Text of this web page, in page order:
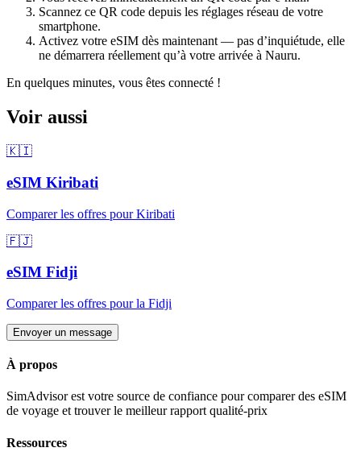
Scannez ce QR code depuis les réglages réseau de votre
smartphone.
Activez votre eSIM dès maintenant — pas d’inquiétude, elle
ne démarrera réellement qu’à votre arrivée à Nauru.
En quelques minutes, vous êtes connecté !
Voir aussi
🇰🇮
eSIM Kiribati
Comparer les offres pourKiribati
🇫🇯
eSIM Fidji
Comparer les offres pourla Fidji
Envoyer un message
À propos
SimAdvisor est votre source de confiance pour comparer des eSIM
de voyage et trouver le meilleur rapport qualité-prix
Ressources